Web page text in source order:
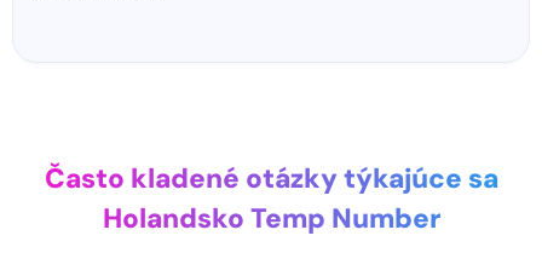
Často kladené otázky týkajúce sa
Holandsko Temp Number